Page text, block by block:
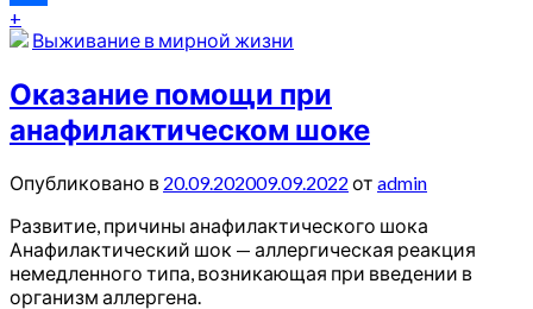
Отправить
+
Выживание в мирной жизни
Оказание помощи при
анафилактическом шоке
Опубликовано в 20.09.202009.09.2022 от admin
Развитие, причины анафилактического шока
Анафилактический шок — аллергическая реакция
немедленного типа, возникающая при введении в
организм аллергена.